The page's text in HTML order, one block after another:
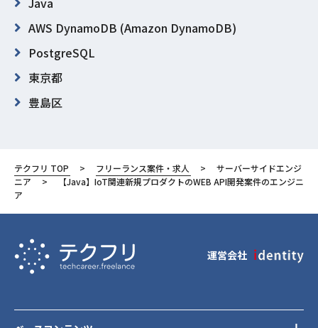
AWS DynamoDB (Amazon DynamoDB)
PostgreSQL
東京都
豊島区
テクフリ TOP フリーランス案件・求人
サーバーサイドエンジ
ニア
【Java】IoT関連新規プロダクトのWEB API開発案件のエンジニ
ア
運営会社